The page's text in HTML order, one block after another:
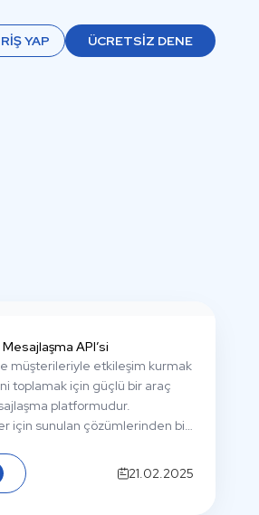
YAP ÜCRETSIZ DENE
API’si
müşterileriyle etkileşim kurmak
toplamak için güçlü bir araç
platformudur.
için sunulan çözümlerinden biri
etkileşim kurmak, verileri
müşteri deneyimini
21.02.2025